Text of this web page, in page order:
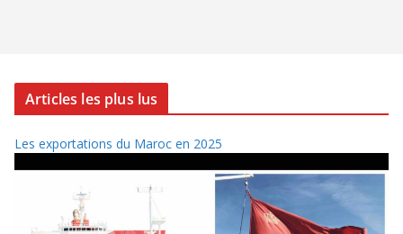
Articles les plus lus
Les exportations du Maroc en 2025